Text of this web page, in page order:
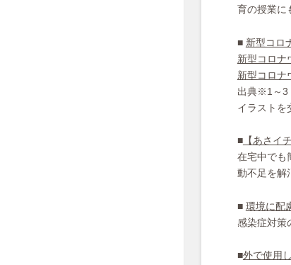
育の授業に
■ 新型コロ
新型コロナ
新型コロナ
出典※1～
イラストを
■【あさイ
在宅中でも
動不足を解
■ 環境に配
感染症対策
■外で使用